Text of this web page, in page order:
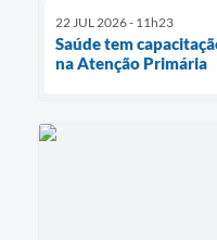
22 JUL 2026 - 11h23
Saúde tem
na Atenção Primária